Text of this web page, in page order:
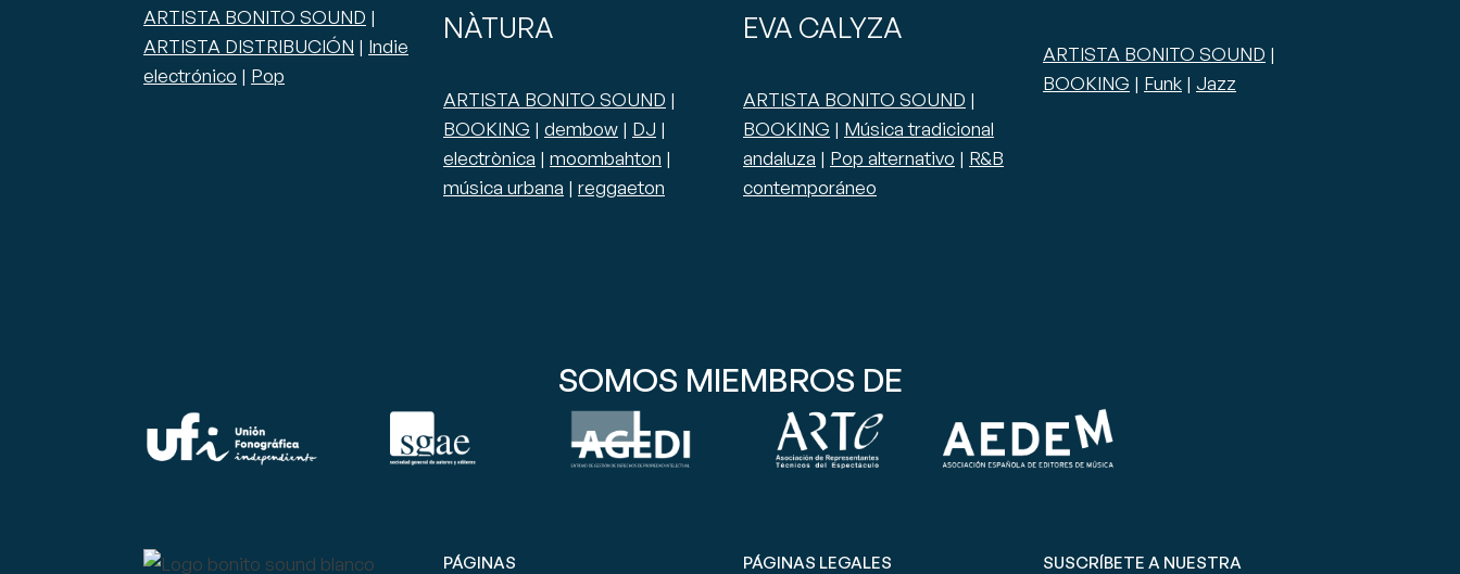
ARTISTA BONITO SOUND |
ARTISTA DISTRIBUCIÓN | Indie
electrónico | Pop
NÀTURA
ARTISTA BONITO SOUND |
BOOKING | dembow | DJ |
electrònica | moombahton |
música urbana | reggaeton
EVA CALYZA
ARTISTA BONITO SOUND |
BOOKING | Música tradicional
andaluza | Pop alternativo | R&B
contemporáneo
ARTISTA BONITO SOUND |
BOOKING | Funk | Jazz
SOMOS MIEMBROS DE
PÁGINAS PÁGINAS LEGALES
SUSCRÍBETE A NUESTRA